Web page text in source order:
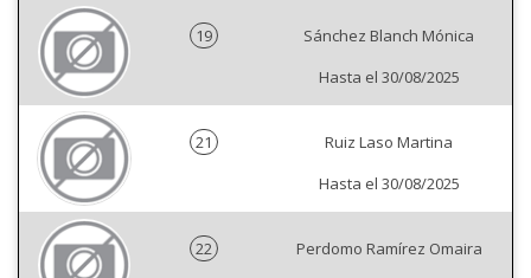
19
Sánchez Blanch Mónica
Hasta el 30/08/2025
21
Ruiz Laso Martina
Hasta el 30/08/2025
22
Perdomo Ramírez Omaira